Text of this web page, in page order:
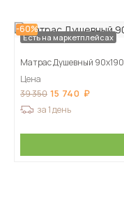
-60%
Есть на маркетплейсах
Матрас Душевный 90х190
Цена
39 350 15 740
за 1 день